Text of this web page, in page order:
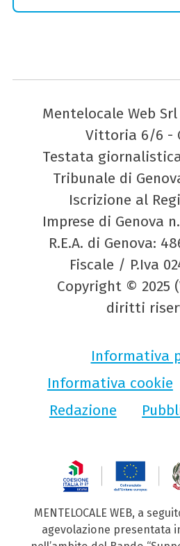
Mentelocale Web
Vittoria 6/6 -
Testata
Tribunale di
Iscrizione al
Imprese di Genova
R.E.A. di Genova:
Fiscale / P.Iva
Copyright © 2025
diritti
Informativa
Informativa cookie
Redazione
MENTELOCALE WEB, a
agevolazione presentata